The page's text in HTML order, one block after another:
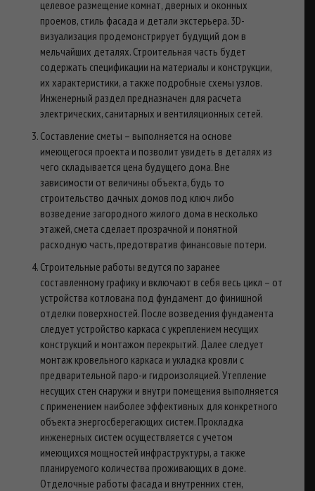
целевое размещение комнат, дверных и оконных
проемов, стиль фасада и детали экстерьера. 3D-
визуализация продемонстрирует будущий дом в
мельчайших деталях. Строительная часть будет
содержать спецификации на материалы и конструкции,
их характеристики, а также подробные схемы узлов.
Инженерный раздел предназначен для расчета
электрических, санитарных и вентиляционных сетей.
Составление сметы – выполняется на основе
имеющегося проекта и позволит увидеть в деталях из
чего складывается цена будущего дома. Вне
зависимости от величины объекта, будь то
строительство дачных домов под ключ либо
возведение загородного жилого дома в несколько
этажей, смета сделает прозрачной и понятной
расходную часть, предотвратив финансовые потери.
Строительные работы ведутся по заранее
составленному графику и включают в себя весь цикл – от
устройства котлована под фундамент до финишной
отделки поверхностей. После возведения фундамента
следует устройство каркаса с укреплением несущих
конструкций и монтажом перекрытий. Далее следует
монтаж кровельного каркаса и укладка кровли с
предварительной паро-и гидроизоляцией. Утепление
несущих стен снаружи и внутри помещения выполняется
с применением наиболее эффективных для конкретного
объекта энергосберегающих систем. Прокладка
инженерных систем осуществляется с учетом
имеющихся мощностей инфраструктуры, а также
планируемого количества проживающих в доме.
Отделочные работы фасада и внутренних стен,